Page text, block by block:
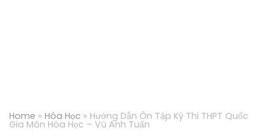
Home » Hóa Học » Hướng Dẫn Ôn Tập Kỳ Thi THPT Quốc
Gia Môn Hóa Học – Vũ Anh Tuấn